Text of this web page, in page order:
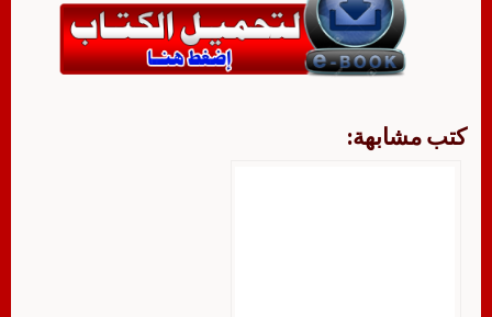
كتب مشابهة: